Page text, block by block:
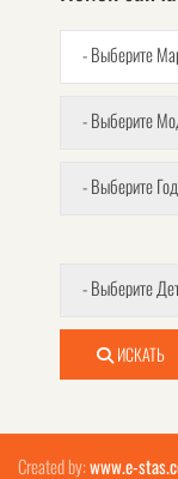
- Выберите
- Выберите
- Выберите
- Выберите
ИСКАТЬ
Created by:www.e-